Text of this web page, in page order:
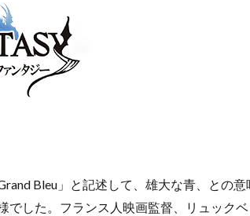
Bleu」と記述して、雄大な青、との意
した。フランス人映画監督、リュック